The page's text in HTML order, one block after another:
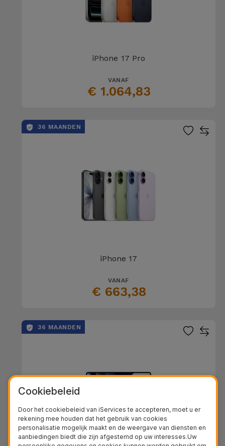
iPhone 17 Pro
VANAF
€ 1.064,83
36 MAANDEN
iPhone 17
VANAF
€ 663,38
36 MAANDEN
Cookiebeleid
Door het cookiebeleid van iServices te accepteren, moet u er
rekening mee houden dat het gebruik van cookies
personalisatie mogelijk maakt en de weergave van diensten en
aanbiedingen biedt die zijn afgestemd op uw interesses.Uw